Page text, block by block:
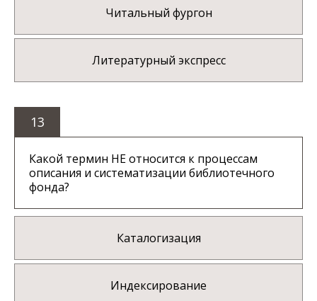
Читальный фургон
Литературный экспресс
13
Какой термин НЕ относится к процессам
описания и систематизации библиотечного
фонда?
Каталогизация
Индексирование